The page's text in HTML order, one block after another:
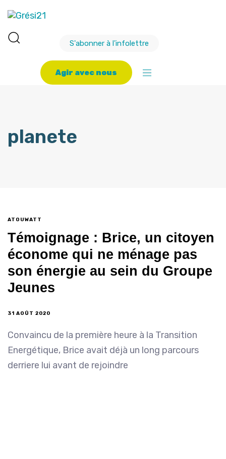
S'abonner à l'infolettre
Agir avec nous
planete
ATOUWATT
Témoignage : Brice, un citoyen
économe qui ne ménage pas
son énergie au sein du Groupe
Jeunes
31 AOÛT 2020
Convaincu de la première heure à la Transition
Energétique, Brice avait déjà un long parcours
derriere lui avant de rejoindre